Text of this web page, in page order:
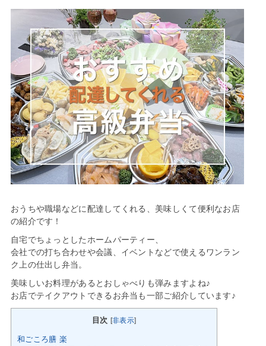
おうちや職場などに配達してくれる、美味しくて便利なお店
の紹介です！
自宅でちょっとしたホームパーティー、
会社での打ち合わせや会議、イベントなどで使えるワンラン
ク上の仕出し弁当。
美味しいお料理があるとおしゃべりも弾みますよね♪
お店でテイクアウトできるお弁当も一部ご紹介しています♪
目次 [非表示]
和ごころ膳 楽